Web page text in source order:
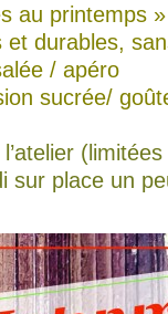
au printemps »
durables,
/ apéro
sucrée/
sur place un